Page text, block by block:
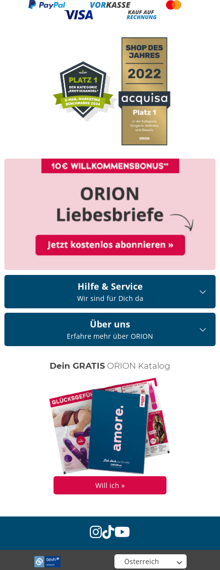
Hilfe & Service
Wir sind für Dich da
Über uns
Erfahre mehr über ORION
Dein GRATIS ORION Katalog
Will ich »
instagram
tiktok
youtube
Wähle deinen Shop